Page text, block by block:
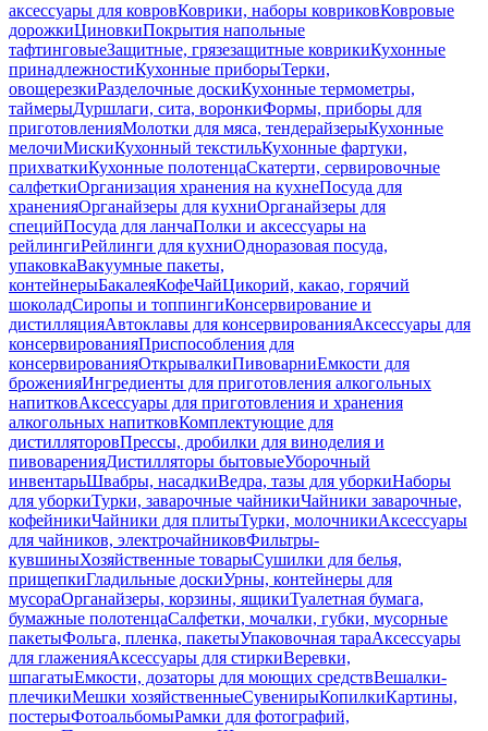
аксессуары для ковровКоврики, наборы ковриковКовровые
дорожкиЦиновкиПокрытия напольные
тафтинговыеЗащитные, грязезащитные коврикиКухонные
принадлежностиКухонные приборыТерки,
овощерезкиРазделочные доскиКухонные термометры,
таймерыДуршлаги, сита, воронкиФормы, приборы для
приготовленияМолотки для мяса, тендерайзерыКухонные
мелочиМискиКухонный текстильКухонные фартуки,
прихваткиКухонные полотенцаСкатерти, сервировочные
салфеткиОрганизация хранения на кухнеПосуда для
храненияОрганайзеры для кухниОрганайзеры для
специйПосуда для ланчаПолки и аксессуары на
рейлингиРейлинги для кухниОдноразовая посуда,
упаковкаВакуумные пакеты,
контейнерыБакалеяКофеЧайЦикорий, какао, горячий
шоколадСиропы и топпингиКонсервирование и
дистилляцияАвтоклавы для консервированияАксессуары для
консервированияПриспособления для
консервированияОткрывалкиПивоварниЕмкости для
броженияИнгредиенты для приготовления алкогольных
напитковАксессуары для приготовления и хранения
алкогольных напитковКомплектующие для
дистилляторовПрессы, дробилки для виноделия и
пивоваренияДистилляторы бытовыеУборочный
инвентарьШвабры, насадкиВедра, тазы для уборкиНаборы
для уборкиТурки, заварочные чайникиЧайники заварочные,
кофейникиЧайники для плитыТурки, молочникиАксессуары
для чайников, электрочайниковФильтры-
кувшиныХозяйственные товарыСушилки для белья,
прищепкиГладильные доскиУрны, контейнеры для
мусораОрганайзеры, корзины, ящикиТуалетная бумага,
бумажные полотенцаСалфетки, мочалки, губки, мусорные
пакетыФольга, пленка, пакетыУпаковочная тараАксессуары
для глаженияАксессуары для стиркиВеревки,
шпагатыЕмкости, дозаторы для моющих средствВешалки-
плечикиМешки хозяйственныеСувенирыКопилкиКартины,
постерыФотоальбомыРамки для фотографий,